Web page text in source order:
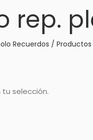
rep.
Recuerdos / Productos
selección.